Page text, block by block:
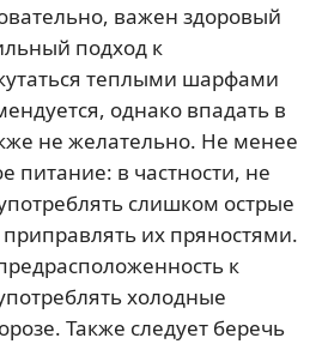
важен здоровый
подход к
теплыми шарфами
однако впадать в
не желательно. Не менее
питание: в частности, не
слишком острые
их пряностями.
к
холодные
Также следует беречь